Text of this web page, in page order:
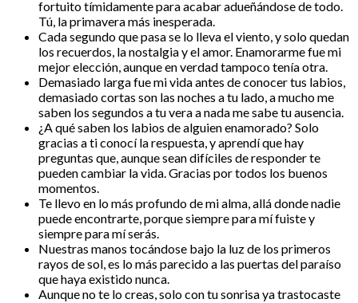
fortuito tímidamente para acabar adueñándose de todo.
Tú, la primavera más inesperada.
Cada segundo que pasa se lo lleva el viento, y solo quedan
los recuerdos, la nostalgia y el amor. Enamorarme fue mi
mejor elección, aunque en verdad tampoco tenía otra.
Demasiado larga fue mi vida antes de conocer tus labios,
demasiado cortas son las noches a tu lado, a mucho me
saben los segundos a tu vera a nada me sabe tu ausencia.
¿A qué saben los labios de alguien enamorado? Solo
gracias a ti conocí la respuesta, y aprendí que hay
preguntas que, aunque sean difíciles de responder te
pueden cambiar la vida. Gracias por todos los buenos
momentos.
Te llevo en lo más profundo de mi alma, allá donde nadie
puede encontrarte, porque siempre para mí fuiste y
siempre para mí serás.
Nuestras manos tocándose bajo la luz de los primeros
rayos de sol, es lo más parecido a las puertas del paraíso
que haya existido nunca.
Aunque no te lo creas, solo con tu sonrisa ya trastocaste